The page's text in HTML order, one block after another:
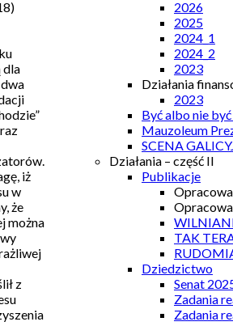
2026
2025
2024_1
2024_2
2023
Działania
2023
Być albo nie
Mauzoleum
SCENA
Działania – część II
Publikacje
TAK
Dziedzictwo
Senat
Zadania
Zadania
dla
iż
w
że
można
z